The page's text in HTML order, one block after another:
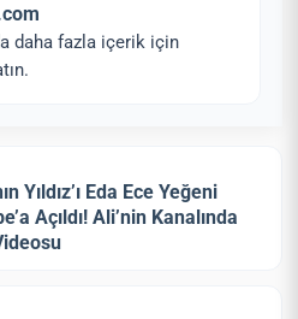
daha fazla içerik için
Yıldız’ı Eda Ece Yeğeni
Açıldı! Ali’nin Kanalında